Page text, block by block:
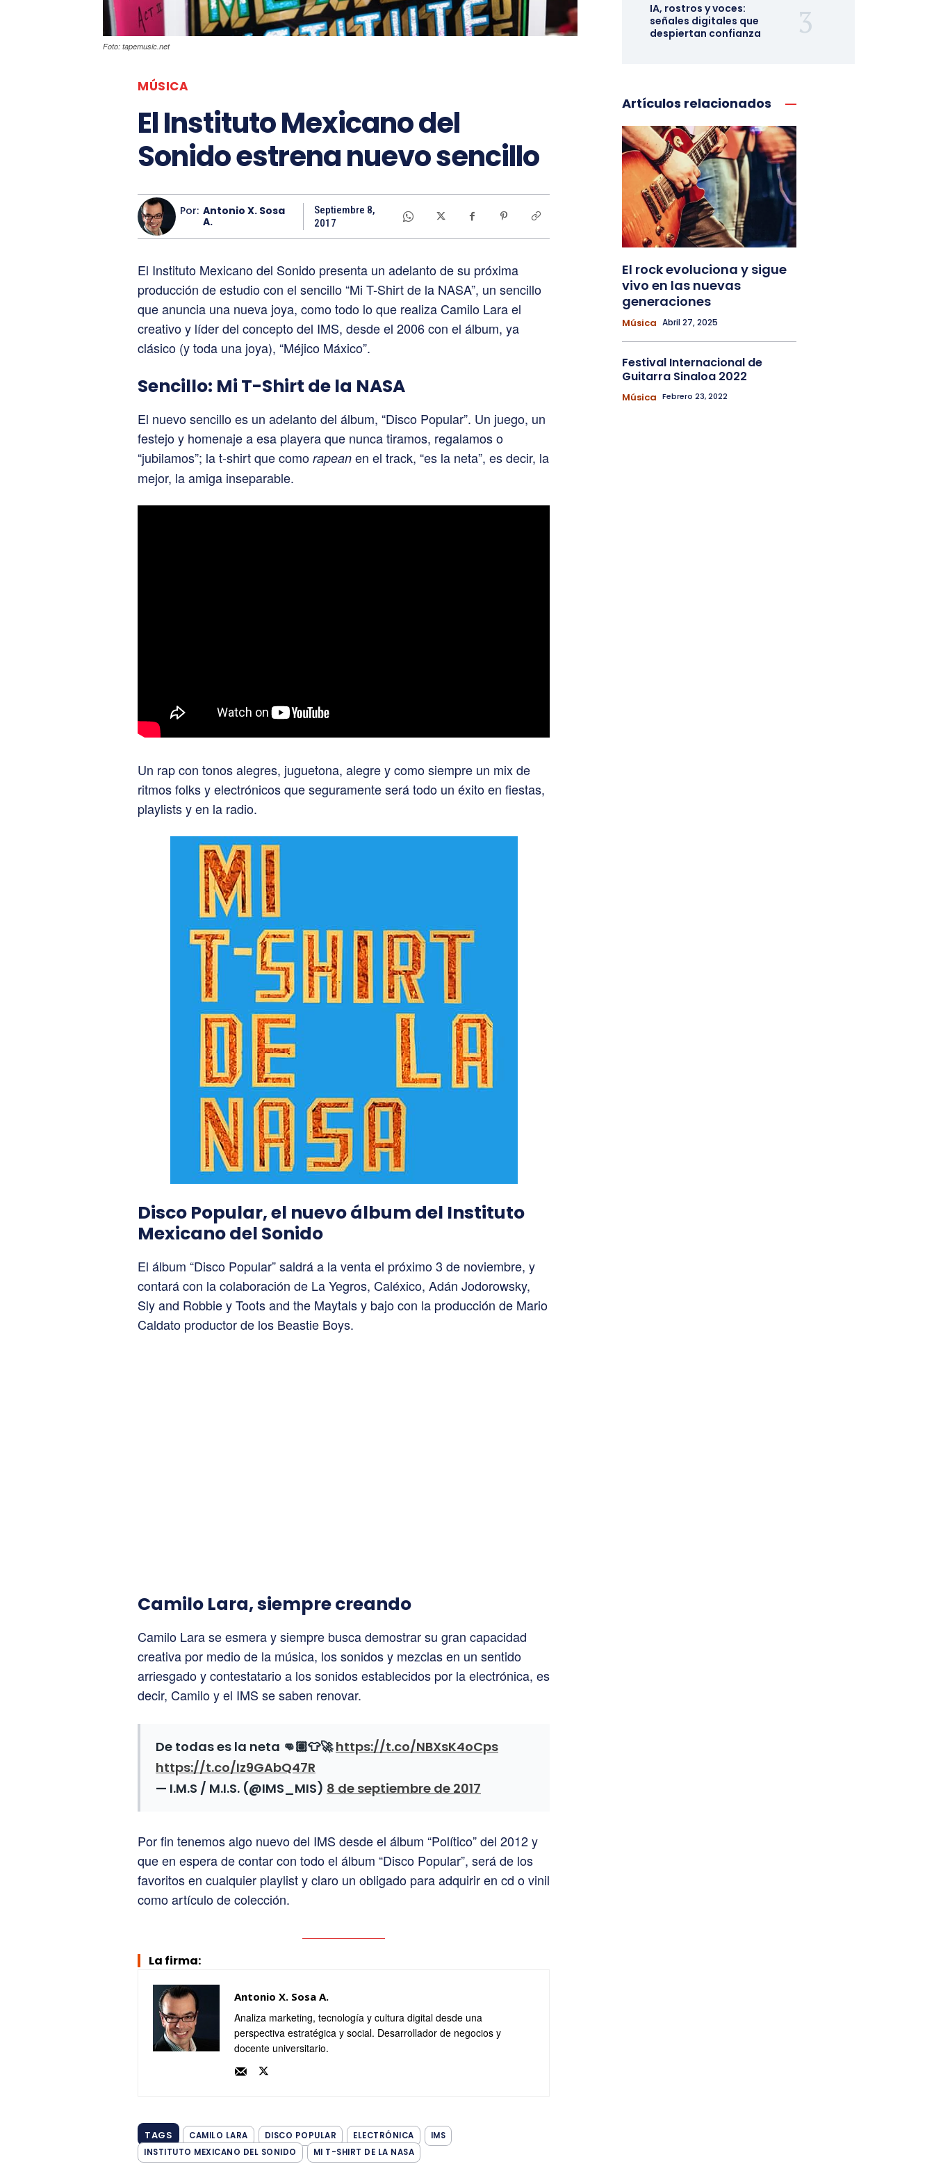
Foto: tapemusic.net
MÚSICA
El Instituto Mexicano del
Sonido estrena nuevo sencillo
Por: Antonio X. Sosa
A.
Septiembre 8,
2017
El Instituto Mexicano del Sonido presenta un adelanto de su próxima
producción de estudio con el sencillo “Mi T-Shirt de la NASA”, un sencillo
que anuncia una nueva joya, como todo lo que realiza Camilo Lara el
creativo y líder del concepto del IMS, desde el 2006 con el álbum, ya
clásico (y toda una joya), “Méjico Máxico”.
Sencillo: Mi T-Shirt de la NASA
El nuevo sencillo es un adelanto del álbum, “Disco Popular”. Un juego, un
festejo y homenaje a esa playera que nunca tiramos, regalamos o
“jubilamos”; la t-shirt que como rapean en el track, “es la neta”, es decir, la
mejor, la amiga inseparable.
Un rap con tonos alegres, juguetona, alegre y como siempre un mix de
ritmos folks y electrónicos que seguramente será todo un éxito en fiestas,
playlists y en la radio.
Disco Popular, el nuevo álbum del Instituto
Mexicano del Sonido
El álbum “Disco Popular” saldrá a la venta el próximo 3 de noviembre, y
contará con la colaboración de La Yegros, Caléxico, Adán Jodorowsky,
Sly and Robbie y Toots and the Maytals y bajo con la producción de Mario
Caldato productor de los Beastie Boys.
Camilo Lara, siempre creando
Camilo Lara se esmera y siempre busca demostrar su gran capacidad
creativa por medio de la música, los sonidos y mezclas en un sentido
arriesgado y contestatario a los sonidos establecidos por la electrónica, es
decir, Camilo y el IMS se saben renovar.
De todas es la neta 👊🏽👕🚀https://t.co/NBXsK4oCps
https://t.co/Iz9GAbQ47R
— I.M.S / M.I.S. (@IMS_MIS) 8 de septiembre de 2017
Por fin tenemos algo nuevo del IMS desde el álbum “Político” del 2012 y
que en espera de contar con todo el álbum “Disco Popular”, será de los
favoritos en cualquier playlist y claro un obligado para adquirir en cd o vinil
como artículo de colección.
La firma:
Antonio X. Sosa A.
Analiza marketing, tecnología y cultura digital desde una
perspectiva estratégica y social. Desarrollador de negocios y
docente universitario.
TAGS CAMILO LARA DISCO POPULAR ELECTRÓNICA
IMS
INSTITUTO MEXICANO DEL SONIDO
MI T-SHIRT DE LA NASA
IA, rostros y voces:
señales digitales que
despiertan confianza
Artículos relacionados
El rock evoluciona y sigue
vivo en las nuevas
generaciones
Música Abril 27, 2025
Festival Internacional de
Guitarra Sinaloa 2022
Música Febrero 23, 2022